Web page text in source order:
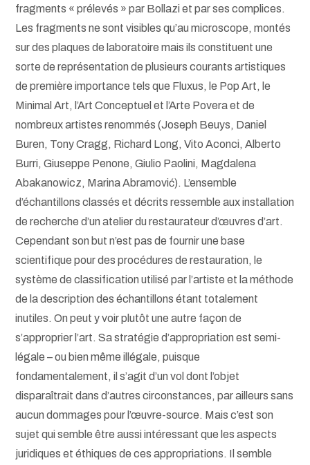
fragments « prélevés » par Bollazi et par ses complices.
Les fragments ne sont visibles qu’au microscope, montés
sur des plaques de laboratoire mais ils constituent une
sorte de représentation de plusieurs courants artistiques
de première importance tels que Fluxus, le Pop Art, le
Minimal Art, l’Art Conceptuel et l’Arte Povera et de
nombreux artistes renommés (Joseph Beuys, Daniel
Buren, Tony Cragg, Richard Long, Vito Aconci, Alberto
Burri, Giuseppe Penone, Giulio Paolini, Magdalena
Abakanowicz, Marina Abramović). L’ensemble
d’échantillons classés et décrits ressemble aux installation
de recherche d’un atelier du restaurateur d’œuvres d’art.
Cependant son but n’est pas de fournir une base
scientifique pour des procédures de restauration, le
système de classification utilisé par l’artiste et la méthode
de la description des échantillons étant totalement
inutiles. On peut y voir plutôt une autre façon de
s’approprier l’art. Sa stratégie d’appropriation est semi-
légale – ou bien même illégale, puisque
fondamentalement, il s’agit d’un vol dont l’objet
disparaîtrait dans d’autres circonstances, par ailleurs sans
aucun dommages pour l’œuvre-source. Mais c’est son
sujet qui semble être aussi intéressant que les aspects
juridiques et éthiques de ces appropriations. Il semble